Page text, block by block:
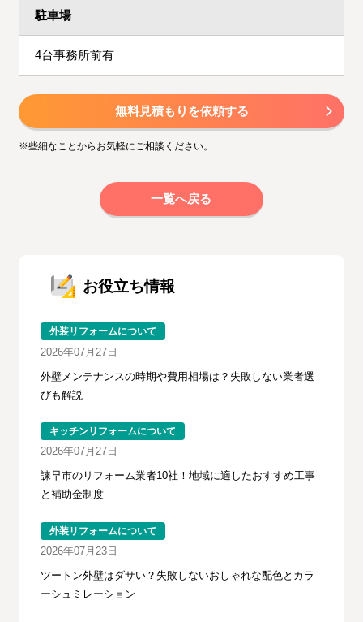
駐車場
4台事務所前有
無料見積もりを依頼する
※些細なことからお気軽にご相談ください。
一覧へ戻る
お役立ち情報
外装リフォームについて
2026年07月27日
外壁メンテナンスの時期や費用相場は？失敗しない業者選
びも解説
キッチンリフォームについて
2026年07月27日
諫早市のリフォーム業者10社！地域に適したおすすめ工事
と補助金制度
外装リフォームについて
2026年07月23日
ツートン外壁はダサい？失敗しないおしゃれな配色とカラ
ーシュミレーション